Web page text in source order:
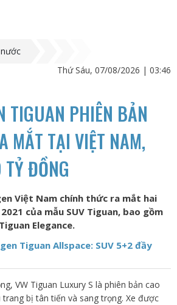
Thứ Sáu, 07/08/2026 | 03:46
TIGUAN PHIÊN BẢN
MẮT TẠI VIỆT NAM,
ĐỒNG
Việt Nam chính thức ra mắt hai
của mẫu SUV Tiguan, bao gồm
Elegance.
Tiguan Allspace: SUV 5+2 đầy
VW Tiguan Luxury S là phiên bản cao
bị tân tiến và sang trọng. Xe được